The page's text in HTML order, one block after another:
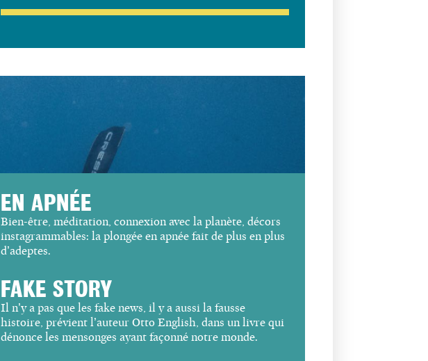
EN APNÉE
Bien-être, méditation, connexion avec la planète,décors
instagrammables: la plongée en apnée fait deplus en plus
d’adeptes.
FAKE STORY
Il n’y a pas que les fake news, il y a aussi la fausse
histoire, prévient l’auteur Otto English, dans un livre qui
dénonce les mensonges ayant façonné notre monde.